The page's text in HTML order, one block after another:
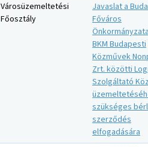
Városüzemeltetési
Főosztály
Javaslat a
Főváros
BKM Budapesti
Közművek
Zrt. közötti
Szolgáltató
szükséges
szerződés
elfogadására